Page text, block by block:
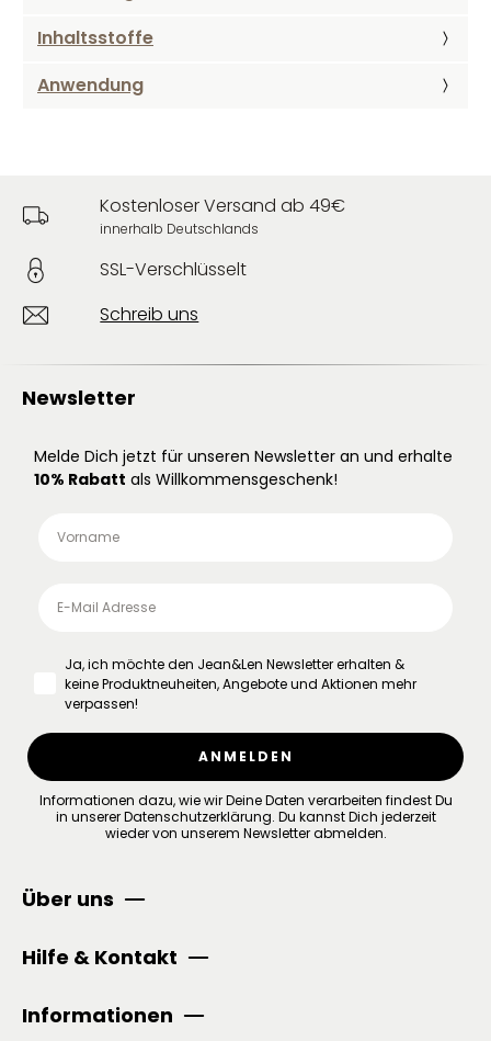
Inhaltsstoffe
Anwendung
Kostenloser Versand ab 49€
innerhalb Deutschlands
SSL-Verschlüsselt
Schreib uns
Newsletter
Melde Dich jetzt für unseren Newsletter an und erhalte
10% Rabatt als Willkommensgeschenk!
Ja, ich möchte den Jean&Len Newsletter erhalten &
keine Produktneuheiten, Angebote und Aktionen mehr
verpassen!
ANMELDEN
Informationen dazu, wie wir Deine Daten verarbeiten findest Du
in unsererDatenschutzerklärung. Du kannst Dich jederzeit
wieder von unserem Newsletter abmelden.
Über uns
Hilfe & Kontakt
Informationen